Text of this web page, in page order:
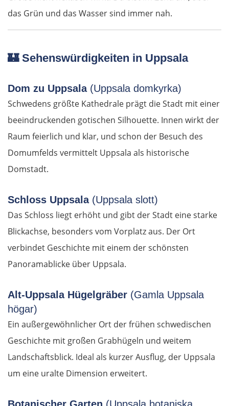
das Grün und das Wasser sind immer nah.
🏰Sehenswürdigkeiten in Uppsala
Dom zu Uppsala (Uppsala domkyrka)
Schwedens größte Kathedrale prägt die Stadt mit einer
beeindruckenden gotischen Silhouette. Innen wirkt der
Raum feierlich und klar, und schon der Besuch des
Domumfelds vermittelt Uppsala als historische
Domstadt.
Schloss Uppsala (Uppsala slott)
Das Schloss liegt erhöht und gibt der Stadt eine starke
Blickachse, besonders vom Vorplatz aus. Der Ort
verbindet Geschichte mit einem der schönsten
Panoramablicke über Uppsala.
Alt-Uppsala Hügelgräber (Gamla Uppsala
högar)
Ein außergewöhnlicher Ort der frühen schwedischen
Geschichte mit großen Grabhügeln und weitem
Landschaftsblick. Ideal als kurzer Ausflug, der Uppsala
um eine uralte Dimension erweitert.
Pirna
Ústí nad Labem
Mělník
Prag
Beroun
Pilsen
Taus
Ingolstadt